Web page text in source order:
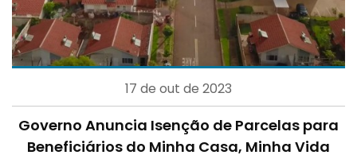
17 de out de 2023
Governo Anuncia Isenção de Parcelas para
Beneficiários do Minha Casa, Minha Vida